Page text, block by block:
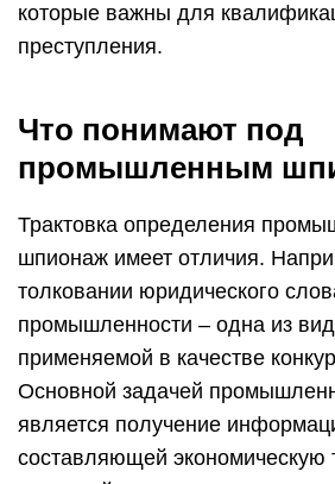
которые важны для
преступления.
Что понимают под
промышленным
Трактовка определения
шпионаж имеет отличия.
толковании юридического
промышленности – одна из
применяемой в качестве
Основной задачей
является получение
составляющей экономическую